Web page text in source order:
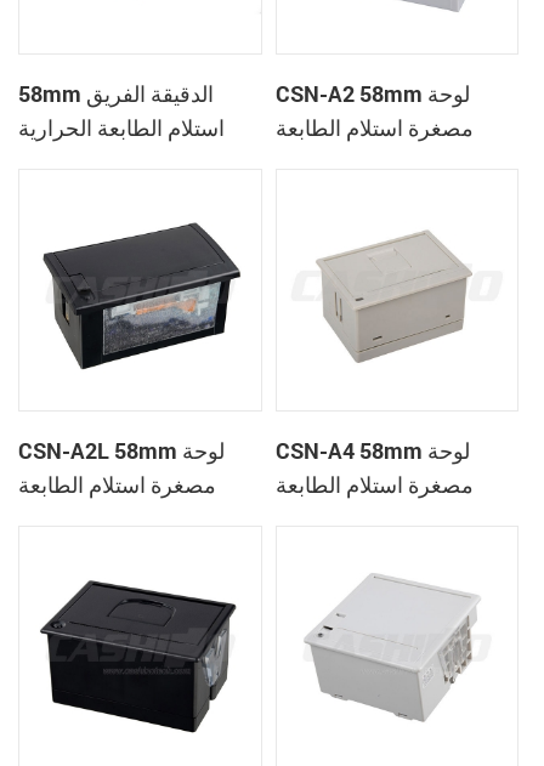
58mm الدقيقة الفريق
استلام الطابعة الحرارية
CSN-A2 58mm لوحة
مصغرة استلام الطابعة
CSN-A2L 58mm لوحة
مصغرة استلام الطابعة
CSN-A4 58mm لوحة
مصغرة استلام الطابعة